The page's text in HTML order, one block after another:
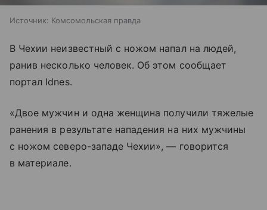
Источник: Комсомольская правда
В Чехии неизвестный с ножом напал на людей,
ранив несколько человек. Об этом сообщает
портал Idnes.
«Двое мужчин и одна женщина получили тяжелые
ранения в результате нападения на них мужчины
с ножом северо-западе Чехии», — говорится
в материале.